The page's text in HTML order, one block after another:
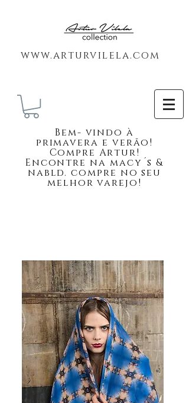
www.arturvilela.com
Bem- vindo à
primavera e verão!
Compre Artur!
Encontre na macy´s &
nabld. compre no seu
melhor varejo!